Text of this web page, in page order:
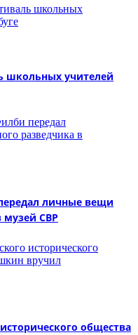
школьных учителей
личные вещи
музей СВР
общества